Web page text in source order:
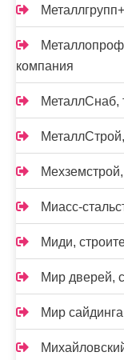
компания
МеталлСнаб,
Миасс-
Миди,
Мир дверей,
Мир